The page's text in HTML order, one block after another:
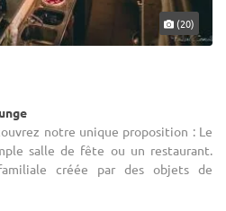
(20)
notre unique proposition : Le
salle de fête ou un restaurant.
créée par des objets de